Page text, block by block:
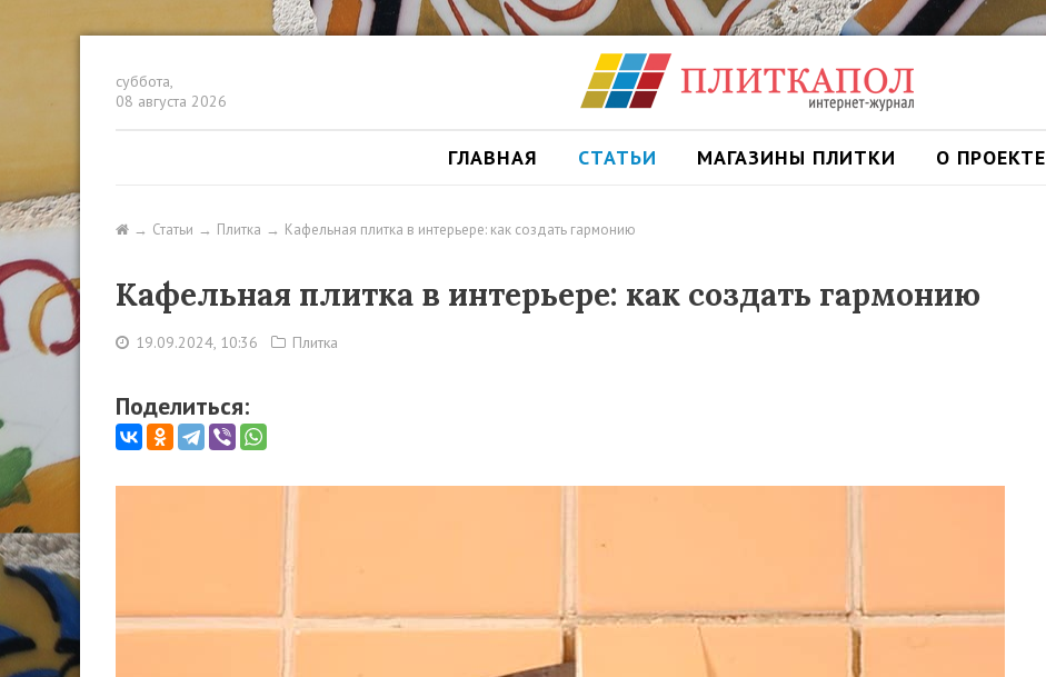
суббота,
08 августа 2026
ГЛАВНАЯ СТАТЬИ МАГАЗИНЫ ПЛИТКИ О ПРОЕКТЕ
Статьи Плитка Кафельная плитка в интерьере: как создать гармонию
Кафельная плитка в интерьере: как создать гармонию
19.09.2024, 10:36 Плитка
Поделиться: